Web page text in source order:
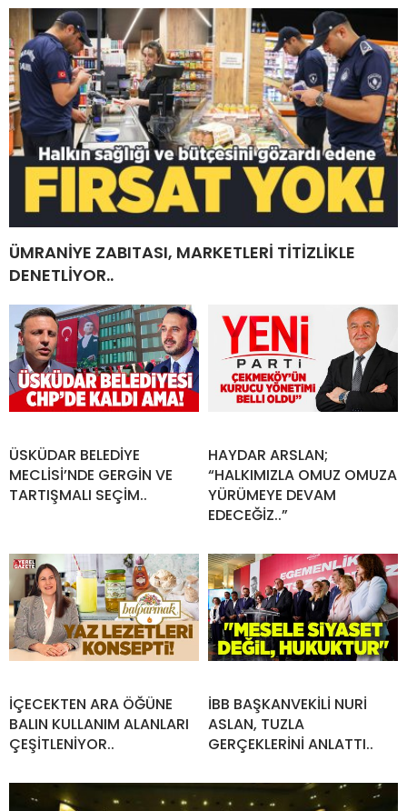
ÜMRANİYE ZABITASI, MARKETLERİ TİTİZLİKLE
DENETLİYOR..
ÜSKÜDAR BELEDİYE
MECLİSİ’NDE GERGİN VE
TARTIŞMALI SEÇİM..
HAYDAR ARSLAN;
“HALKIMIZLA OMUZ OMUZA
YÜRÜMEYE DEVAM
EDECEĞİZ..”
İÇECEKTEN ARA ÖĞÜNE
BALIN KULLANIM ALANLARI
ÇEŞİTLENİYOR..
İBB BAŞKANVEKİLİ NURİ
ASLAN, TUZLA
GERÇEKLERİNİ ANLATTI..